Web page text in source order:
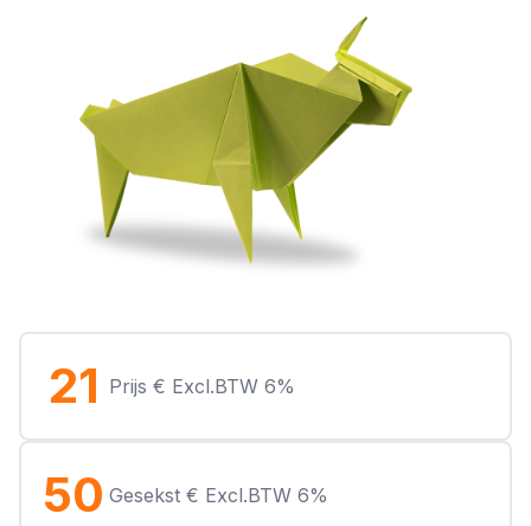
21 Prijs € Excl.BTW 6%
50 Gesekst € Excl.BTW 6%